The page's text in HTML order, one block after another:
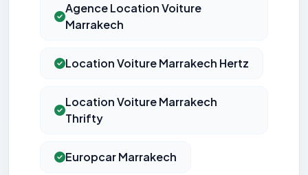
Agence Location Voiture
Marrakech
Location Voiture Marrakech Hertz
Location Voiture Marrakech
Thrifty
Europcar Marrakech